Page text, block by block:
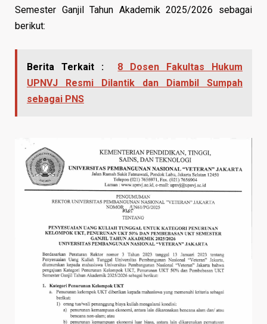
Semester Ganjil Tahun Akademik 2025/2026 sebagai
berikut:
Berita Terkait :
8 Dosen Fakultas Hukum
UPNVJ Resmi Dilantik dan Diambil Sumpah
sebagai PNS